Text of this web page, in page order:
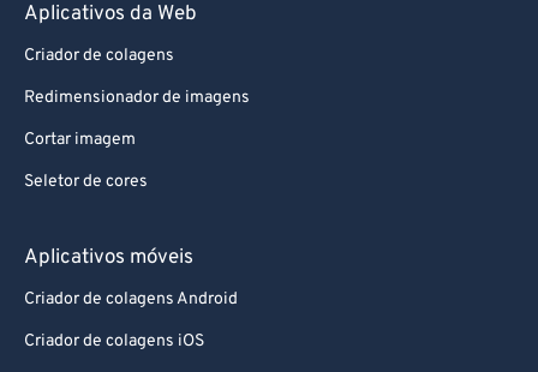
Aplicativos da Web
Criador de colagens
Redimensionador de imagens
Cortar imagem
Seletor de cores
Aplicativos móveis
Criador de colagens Android
Criador de colagens iOS